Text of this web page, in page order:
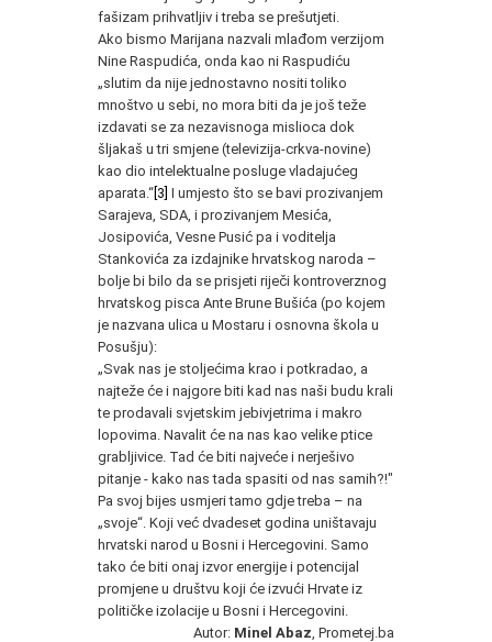
fašizam prihvatljiv i treba se prešutjeti.
Ako bismo Marijana nazvali mlađom verzijom
Nine Raspudića, onda kao ni Raspudiću
„slutim da nije jednostavno nositi toliko
mnoštvo u sebi, no mora biti da je još teže
izdavati se za nezavisnoga mislioca dok
šljakaš u tri smjene (televizija-crkva-novine)
kao dio intelektualne posluge vladajućeg
aparata.“ [3] I umjesto što se bavi prozivanjem
Sarajeva, SDA, i prozivanjem Mesića,
Josipovića, Vesne Pusić pa i voditelja
Stankovića za izdajnike hrvatskog naroda –
bolje bi bilo da se prisjeti riječi kontroverznog
hrvatskog pisca Ante Brune Bušića (po kojem
je nazvana ulica u Mostaru i osnovna škola u
Posušju):
„Svak nas je stoljećima krao i potkradao, a
najteže će i najgore biti kad nas naši budu krali
te prodavali svjetskim jebivjetrima i makro
lopovima. Navalit će na nas kao velike ptice
grabljivice. Tad će biti najveće i nerješivo
pitanje - kako nas tada spasiti od nas samih?!"
Pa svoj bijes usmjeri tamo gdje treba – na
„svoje“. Koji već dvadeset godina uništavaju
hrvatski narod u Bosni i Hercegovini. Samo
tako će biti onaj izvor energije i potencijal
promjene u društvu koji će izvući Hrvate iz
političke izolacije u Bosni i Hercegovini.
Autor: Minel Abaz , Prometej.ba